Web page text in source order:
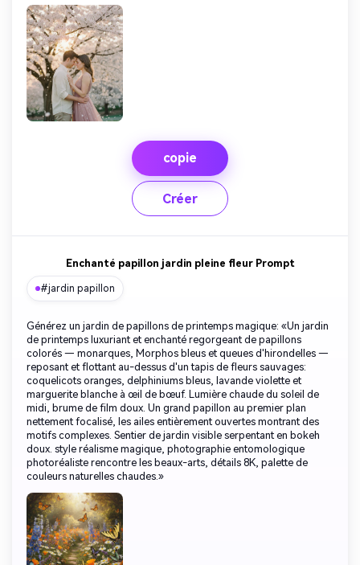
copie
Créer
Enchanté papillon jardin pleine fleur Prompt
#jardin papillon
Générez un jardin de papillons de printemps magique: «Un jardin
de printemps luxuriant et enchanté regorgeant de papillons
colorés — monarques, Morphos bleus et queues d'hirondelles —
reposant et flottant au-dessus d'un tapis de fleurs sauvages:
coquelicots oranges, delphiniums bleus, lavande violette et
marguerite blanche à œil de bœuf. Lumière chaude du soleil de
midi, brume de film doux. Un grand papillon au premier plan
nettement focalisé, les ailes entièrement ouvertes montrant des
motifs complexes. Sentier de jardin visible serpentant en bokeh
doux. style réalisme magique, photographie entomologique
photoréaliste rencontre les beaux-arts, détails 8K, palette de
couleurs naturelles chaudes.»